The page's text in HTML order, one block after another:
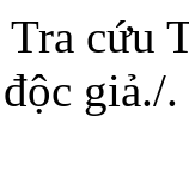
Tra cứu
giả./.